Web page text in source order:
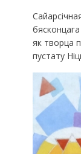
як творца
пустату